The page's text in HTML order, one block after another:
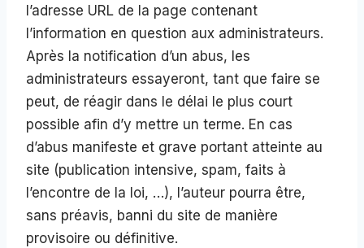
l’adresse URL de la page contenant
l’information en question aux administrateurs.
Après la notification d’un abus, les
administrateurs essayeront, tant que faire se
peut, de réagir dans le délai le plus court
possible afin d’y mettre un terme. En cas
d’abus manifeste et grave portant atteinte au
site (publication intensive, spam, faits à
l’encontre de la loi, …), l’auteur pourra être,
sans préavis, banni du site de manière
provisoire ou définitive.